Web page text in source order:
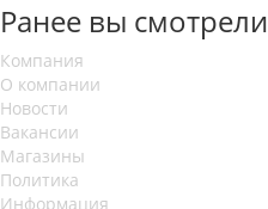
Ранее вы смотрели
Компания
О компании
Новости
Вакансии
Магазины
Политика
Информация